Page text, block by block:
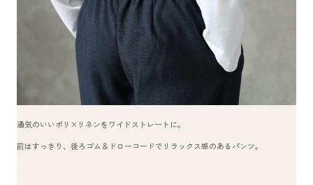
通気のいいポリ×リネンをワイドストレートに。
前はすっきり、後ろゴム＆ドローコードでリラックス感のあるパンツ。